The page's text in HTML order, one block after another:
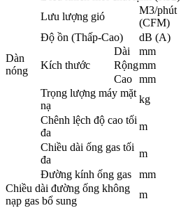
Dàn
nóng
Lưu lượng gió
M3/phút
(CFM)
Độ ồn (Thấp-Cao)
dB (A)
Kích thước
Dài mm
Rộngmm
Cao mm
Trọng lượng máy mặt
nạ
kg
Chênh lệch độ cao tối
đa
m
Chiều dài ống gas tối
đa
m
Đường kính ống gas
mm
Chiều dài đường ống không
nạp gas bổ sung
m